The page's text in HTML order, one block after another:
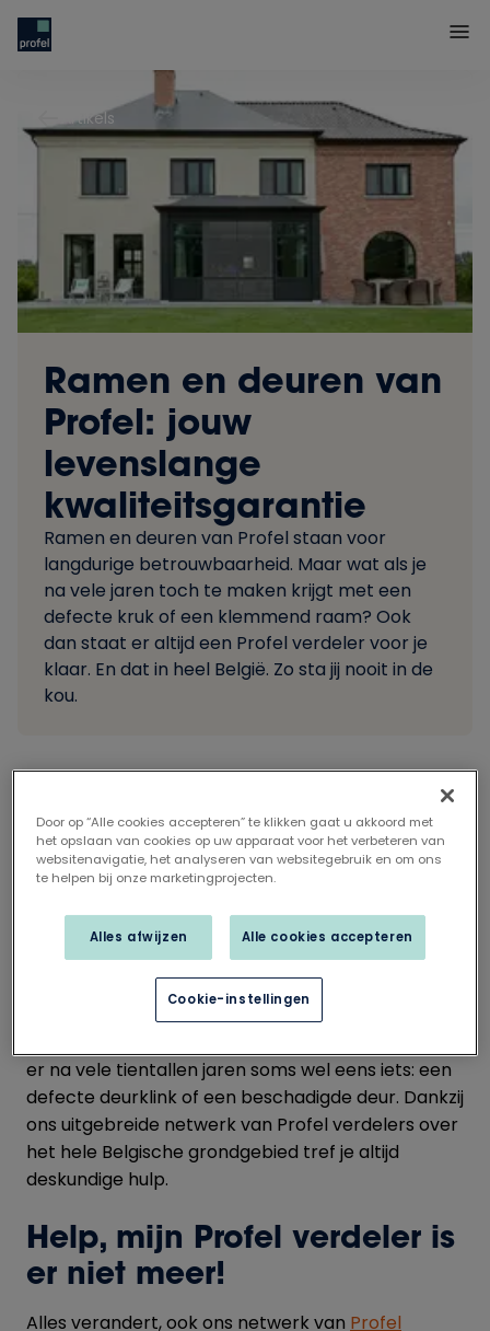
Artikels
Ramen en deuren van
Profel: jouw
levenslange
kwaliteitsgarantie
Ramen en deuren van Profel staan voor
langdurige betrouwbaarheid. Maar wat als je
na vele jaren toch te maken krijgt met een
defecte kruk of een klemmend raam? Ook
dan staat er altijd een Profel verdeler voor je
klaar. En dat in heel België. Zo sta jij nooit in de
kou.
Deskundige hulp dankzij
Profel Expert
Jij kiest voorramenen deurenvan Profel omdat je
kwaliteit belangrijk vindt. Daarom investeer je in
kwaliteitsvolle producten van eigen bodem. In
er na vele tientallen jaren soms wel eens iets: een
defecte deurklink of een beschadigde deur. Dankzij
ons uitgebreide netwerk van Profel verdelers over
het hele Belgische grondgebied tref je altijd
deskundige hulp.
Help, mijn Profel verdeler is
er niet meer!
Alles verandert, ook ons netwerk van Profel
Deel dit artikel op
Door op “Alle cookies accepteren” te klikken gaat u akkoord met
het opslaan van cookies op uw apparaat voor het verbeteren van
websitenavigatie, het analyseren van websitegebruik en om ons
te helpen bij onze marketingprojecten.
Alles afwijzen Alle cookies accepteren
Cookie-instellingen